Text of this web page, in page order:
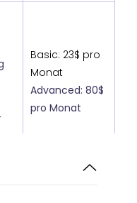
Basic: 23$ pro
Monat
Advanced: 80$
pro Monat